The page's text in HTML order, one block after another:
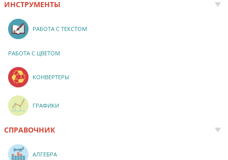
ИНСТРУМЕНТЫ
РАБОТА С ТЕКСТОМ
РАБОТА С ЦВЕТОМ
КОНВЕРТЕРЫ
ГРАФИКИ
СПРАВОЧНИК
АЛГЕБРА